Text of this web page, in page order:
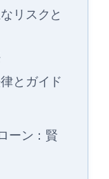
リスクと
とガイド
ーン：賢